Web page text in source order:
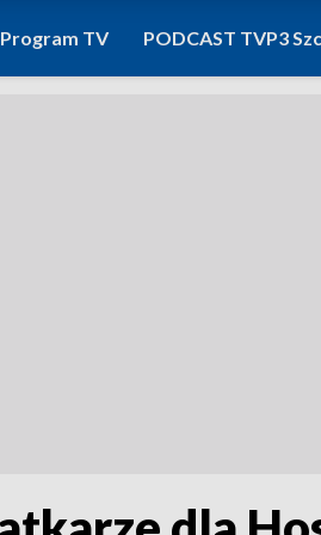
Program TV PODCAST TVP3